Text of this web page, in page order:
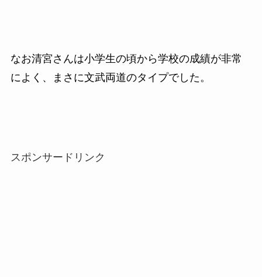
なお清宮さんは小学生の頃から学校の成績が非常
によく、まさに文武両道のタイプでした。
スポンサードリンク